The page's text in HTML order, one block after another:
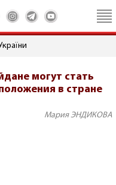
могут стать
в стране
Мария ЭНДИКОВА